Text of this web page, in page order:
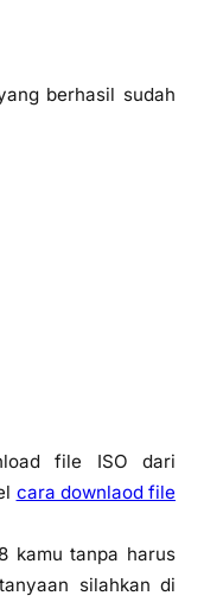
berhasil sudah
file ISO dari
cara downlaod file
kamu tanpa harus
silahkan di